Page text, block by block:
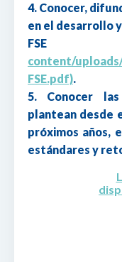
4. Conocer,
en el desarrollo
FSE
content/
FSE.pdf).
5. Conocer
plantean desde
próximos años,
estándares y